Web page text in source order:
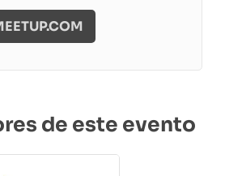
de este evento